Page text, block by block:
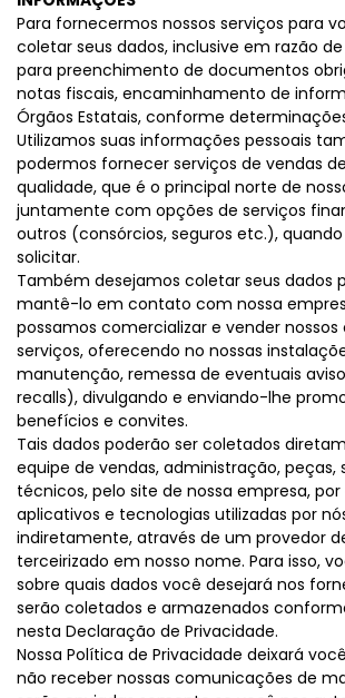
Para fornecermos nossos serviços para
coletar seus dados, inclusive em razão
para preenchimento de documentos
notas fiscais, encaminhamento de
Órgãos Estatais, conforme
Utilizamos suas informações pessoais
podermos fornecer serviços de vendas
qualidade, que é o principal norte de
juntamente com opções de serviços
outros (consórcios, seguros etc.),
solicitar.
Também desejamos coletar seus dados
mantê-lo em contato com nossa
possamos comercializar e vender
serviços, oferecendo no nossas
manutenção, remessa de eventuais
recalls), divulgando e enviando-lhe
benefícios e convites.
Tais dados poderão ser coletados
equipe de vendas, administração, peças,
técnicos, pelo site de nossa empresa,
aplicativos e tecnologias utilizadas por
indiretamente, através de um provedor
terceirizado em nosso nome. Para isso,
sobre quais dados você desejará nos
serão coletados e armazenados
nesta Declaração de Privacidade.
Nossa Política de Privacidade deixará
não receber nossas comunicações de